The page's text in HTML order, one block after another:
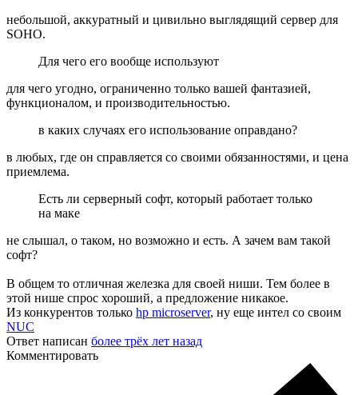
небольшой, аккуратный и цивильно выглядящий сервер для
SOHO.
Для чего его вообще используют
для чего угодно, ограниченно только вашей фантазией,
функционалом, и производительностью.
в каких случаях его использование оправдано?
в любых, где он справляется со своими обязанностями, и цена
приемлема.
Есть ли серверный софт, который работает только
на маке
не слышал, о таком, но возможно и есть. А зачем вам такой
софт?
В общем то отличная железка для своей ниши. Тем более в
этой нише спрос хороший, а предложение никакое.
Из конкурентов только hp microserver, ну еще интел со своим
NUC
Ответ написан более трёх лет назад
Комментировать